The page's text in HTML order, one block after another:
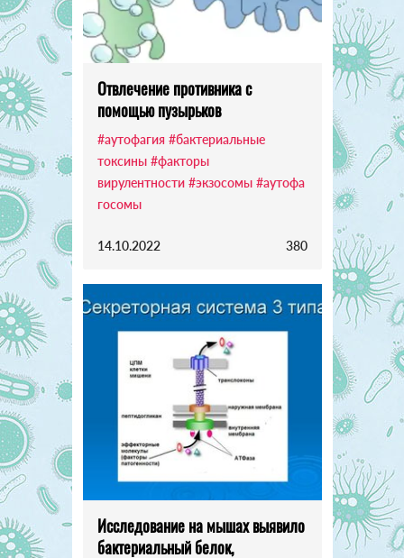
Отвлечение противника с
помощью пузырьков
#аутофагия #бактериальные
токсины #факторы
вирулентности #экзосомы #аутофа
госомы
14.10.2022 380
Исследование на мышах выявило
бактериальный белок,